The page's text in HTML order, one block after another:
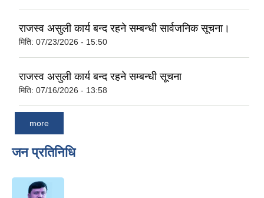
राजस्व असुली कार्य बन्द रहने सम्बन्धी सार्वजनिक सूचना।
मिति: 07/23/2026 - 15:50
राजस्व असुली कार्य बन्द रहने सम्बन्धी सूचना
मिति: 07/16/2026 - 13:58
more
जन प्रतिनिधि